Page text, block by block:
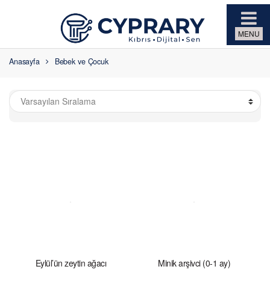
Anasayfa Bebek ve Çocuk
Eylül’ün zeytin ağacı Minik arşivci (0-1 ay)